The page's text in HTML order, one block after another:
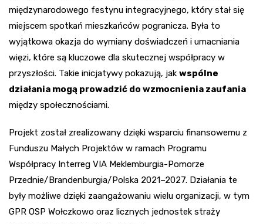
międzynarodowego festynu integracyjnego, który stał się
miejscem spotkań mieszkańców pogranicza. Była to
wyjątkowa okazja do wymiany doświadczeń i umacniania
więzi, które są kluczowe dla skutecznej współpracy w
przyszłości. Takie inicjatywy pokazują, jak wspólne
działania mogą prowadzić do wzmocnienia zaufania
między społecznościami.
Projekt został zrealizowany dzięki wsparciu finansowemu z
Funduszu Małych Projektów w ramach Programu
Współpracy Interreg VIA Meklemburgia-Pomorze
Przednie/Brandenburgia/Polska 2021–2027. Działania te
były możliwe dzięki zaangażowaniu wielu organizacji, w tym
GPR OSP Wołczkowo oraz licznych jednostek straży